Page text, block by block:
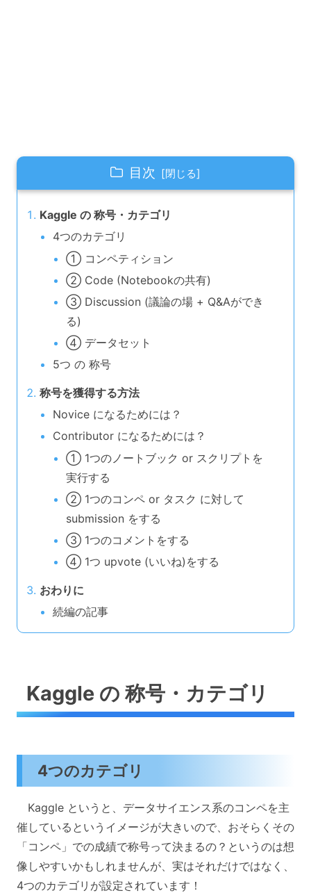
目次
Kaggle の 称号・カテゴリ
4つのカテゴリ
① コンペティション
② Code (Notebookの共有)
③ Discussion (議論の場 + Q&Aができ
る)
④ データセット
5つ の 称号
称号を獲得する方法
Novice になるためには？
Contributor になるためには？
① 1つのノートブック or スクリプトを
実行する
② 1つのコンペ or タスク に対して
submission をする
③ 1つのコメントをする
④ 1つ upvote (いいね)をする
おわりに
続編の記事
Kaggle の 称号・カテゴリ
4つのカテゴリ
Kaggle というと、データサイエンス系のコンペを主
催しているというイメージが大きいので、おそらくその
「コンペ」での成績で称号って決まるの？というのは想
像しやすいかもしれませんが、実はそれだけではなく、
4つのカテゴリが設定されています！